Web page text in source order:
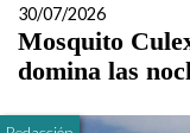
30/07/2026
Mosquito
domina las